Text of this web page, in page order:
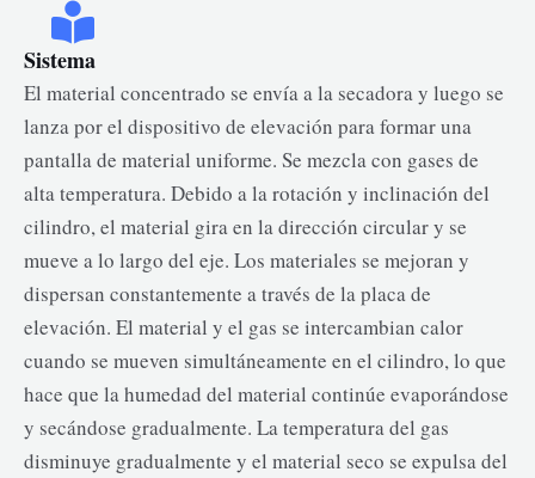
Sistema
El material concentrado se envía a la secadora y luego se
lanza por el dispositivo de elevación para formar una
pantalla de material uniforme. Se mezcla con gases de
alta temperatura. Debido a la rotación y inclinación del
cilindro, el material gira en la dirección circular y se
mueve a lo largo del eje. Los materiales se mejoran y
dispersan constantemente a través de la placa de
elevación. El material y el gas se intercambian calor
cuando se mueven simultáneamente en el cilindro, lo que
hace que la humedad del material continúe evaporándose
y secándose gradualmente. La temperatura del gas
disminuye gradualmente y el material seco se expulsa del